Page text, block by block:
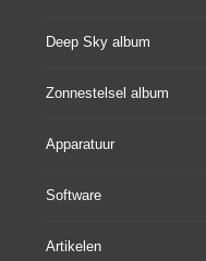
Deep Sky album
Zonnestelsel album
Apparatuur
Software
Artikelen